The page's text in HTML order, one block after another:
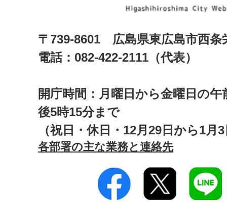
〒739-8601 広島県東広島市西
電話：082-422-2111（代表）
開庁時間：月曜日から金曜日の午
後5時15分まで
（祝日・休日・12月29日から1月
各部署の主な業務と連絡先